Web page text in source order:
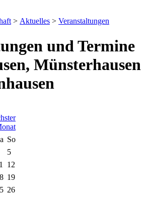
> Aktuelles > Veranstaltungen
und Termine
Münsterhausen
So
5
12
19
26